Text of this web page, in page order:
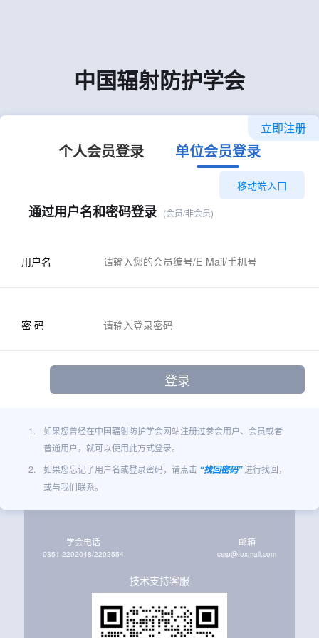
中国辐射防护学会
立即注册
个人会员登录 单位会员登录
移动端入口
通过用户名和密码登录 (会员/非会员)
用户名
密 码
1.
如果您曾经在中国辐射防护学会网站注册过参会用户、会员或者
普通用户，就可以使用此方式登录。
2.
如果您忘记了用户名或登录密码，请点击 “找回密码”进行找回，
或与我们联系。
学会电话
0351-2202048/2202554
邮箱
csrp@foxmail.com
技术支持客服